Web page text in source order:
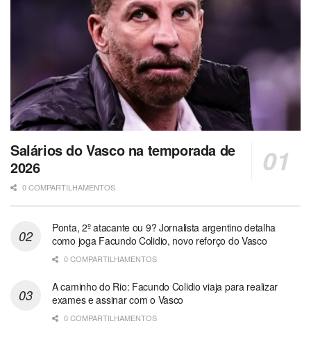
Salários do Vasco na temporada de
2026
0 COMPARTILHAMENTOS
Ponta, 2º atacante ou 9? Jornalista argentino detalha
como joga Facundo Colidio, novo reforço do Vasco
0 COMPARTILHAMENTOS
A caminho do Rio: Facundo Colidio viaja para realizar
exames e assinar com o Vasco
0 COMPARTILHAMENTOS